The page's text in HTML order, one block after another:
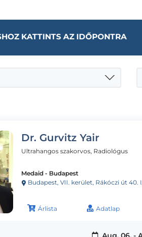
KATTINTS AZ IDŐPONTRA
Dr. Gurvitz Yair
Ultrahangos szakorvos, Radiológus
Medaid - Budapest
Budapest, VII. kerület, Rákóczi út 40.
Árlista Adatlap